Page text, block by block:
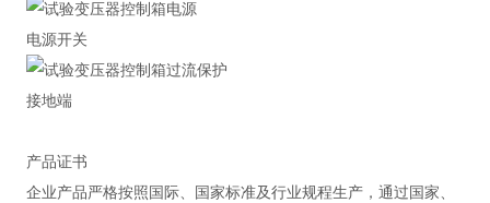
电源开关
接地端
产品证书
企业产品严格按照国际、国家标准及行业规程生产，通过国家、